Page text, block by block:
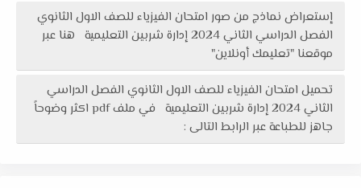
إستعراض نماذج من صور امتحان الفيزياء للصف الاول الثانوي
الفصل الدراسي الثاني 2024 إدارة شربين التعليمية هنا عبر
موقعنا "تعليمك أونلاين"
تحميل امتحان الفيزياء للصف الاول الثانوي الفصل الدراسي
الثاني 2024 إدارة شربين التعليمية في ملف pdf اكثر وضوحاً
جاهز للطباعة عبر الرابط التالى :